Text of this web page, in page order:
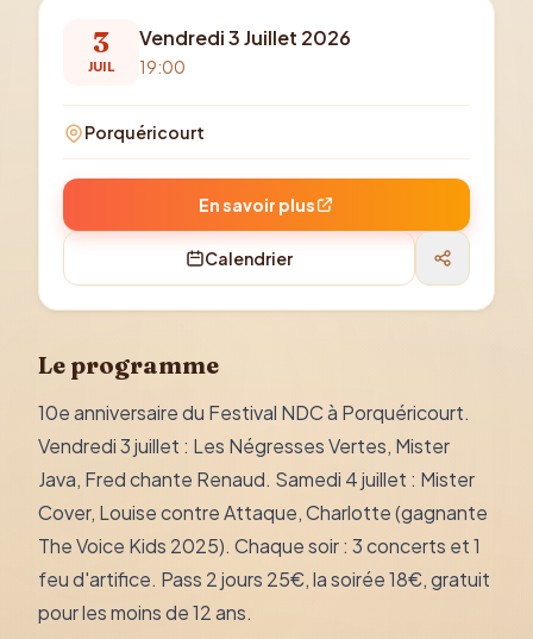
3
JUIL
Vendredi 3 Juillet 2026
19:00
Porquéricourt
En savoir plus
Calendrier
Le programme
10e anniversaire du Festival NDC à Porquéricourt.
Vendredi 3 juillet : Les Négresses Vertes, Mister
Java, Fred chante Renaud. Samedi 4 juillet : Mister
Cover, Louise contre Attaque, Charlotte (gagnante
The Voice Kids 2025). Chaque soir : 3 concerts et 1
feu d'artifice. Pass 2 jours 25€, la soirée 18€, gratuit
pour les moins de 12 ans.